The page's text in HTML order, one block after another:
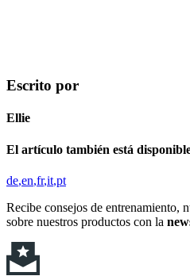
Escrito por
Ellie
El artículo también está
de en fr it pt
Recibe consejos de entrenamiento,
sobre nuestros productos con la